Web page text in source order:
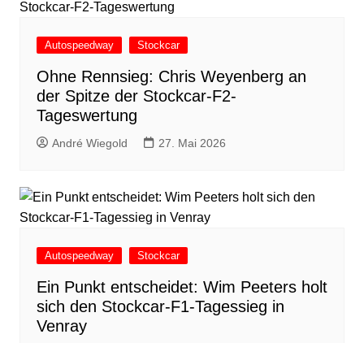
Autospeedway Stockcar
Ohne Rennsieg: Chris Weyenberg an
der Spitze der Stockcar-F2-
Tageswertung
André Wiegold 27. Mai 2026
Autospeedway Stockcar
Ein Punkt entscheidet: Wim Peeters holt
sich den Stockcar-F1-Tagessieg in
Venray